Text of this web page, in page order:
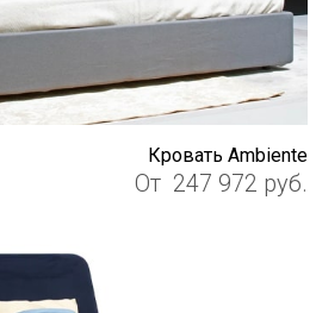
Кровать Ambiente
От 247 972 руб.